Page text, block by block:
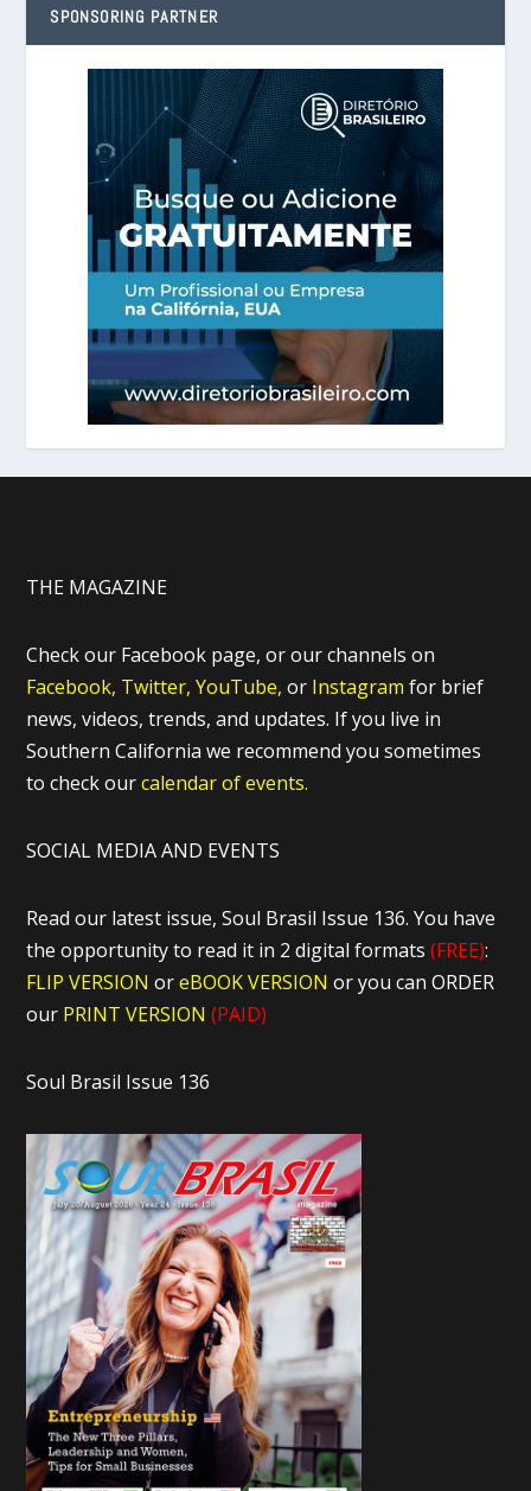
SPONSORING PARTNER
THE MAGAZINE
Check our Facebook page, or our channels on
Facebook, Twitter, YouTube, or Instagram for brief
news, videos, trends, and updates. If you live in
Southern California we recommend you sometimes
to check ourcalendar of events.
SOCIAL MEDIA AND EVENTS
Read our latest issue, Soul Brasil Issue 136. You have
the opportunity to read it in 2 digital formats(FREE):
FLIP VERSION oreBOOK VERSIONor you can ORDER
our PRINT VERSION (PAID)
Soul Brasil Issue 136